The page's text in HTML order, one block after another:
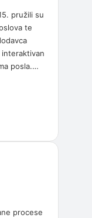
pružili su
te
posla.…
procese